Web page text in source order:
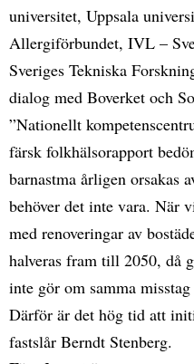
universitet, Uppsala
Allergiförbundet, IVL –
Sveriges Tekniska
dialog med Boverket och
”Nationellt
färsk folkhälsorapport
barnastma årligen orsakas
behöver det inte vara. När
med renoveringar av
halveras fram till 2050, då
inte gör om samma
Därför är det hög tid att
fastslår Berndt Stenberg.